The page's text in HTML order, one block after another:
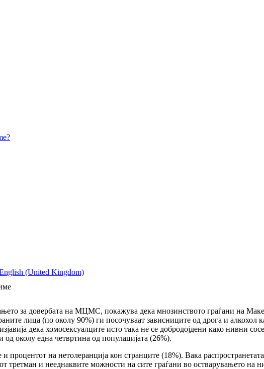
за довербата на МЦМС, покажува дека мнозинството граѓани на
лица (по околу 90%) ги посочуваат зависниците од дрога и
дека хомосексуалците исто така не се добродојдени како нивни
од околу една четвртина од популацијата (26%).
и процентот на нетолеранција кон странците (18%). Вака
третман и нееднаквите можности на сите граѓани во остварувањето на